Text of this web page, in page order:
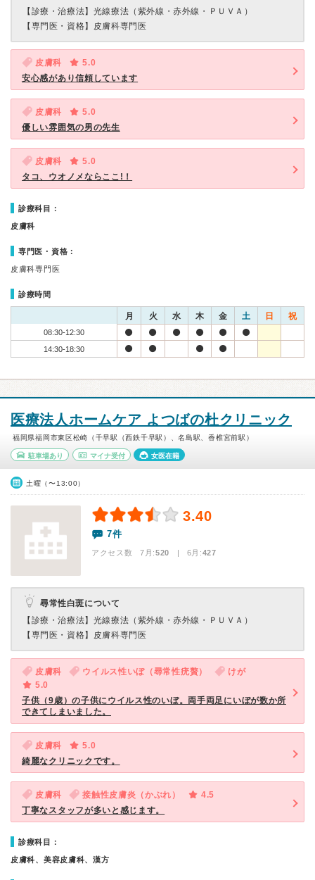
【診療・治療法】 光線療法（紫外線・赤外線・ＰＵＶＡ）
【専門医・資格】 皮膚科専門医
皮膚科
5.0
安心感があり信頼しています
皮膚科
5.0
優しい雰囲気の男の先生
皮膚科
5.0
タコ、ウオノメならここ!！
診療科目：
皮膚科
専門医・資格：
皮膚科専門医
診療時間
月 火 水 木 金 土 日 祝
08:30-12:30
14:30-18:30
医療法人ホームケア よつばの杜クリニック
福岡県福岡市東区松崎（千早駅（西鉄千早駅）、名島駅、香椎宮前駅）
駐車場あり マイナ受付 女医在籍
土曜（〜13:00）
3.40
7件
アクセス数 7月:520 | 6月:427
尋常性白斑について
【診療・治療法】 光線療法（紫外線・赤外線・ＰＵＶＡ）
【専門医・資格】 皮膚科専門医
皮膚科 ウイルス性いぼ（尋常性疣贅）
けが
5.0
子供（9歳）の子供にウイルス性のいぼ。両手両足にいぼが数か所
できてしまいました。
皮膚科
5.0
綺麗なクリニックです。
皮膚科 接触性皮膚炎（かぶれ）
4.5
丁寧なスタッフが多いと感じます。
診療科目：
皮膚科、美容皮膚科、漢方